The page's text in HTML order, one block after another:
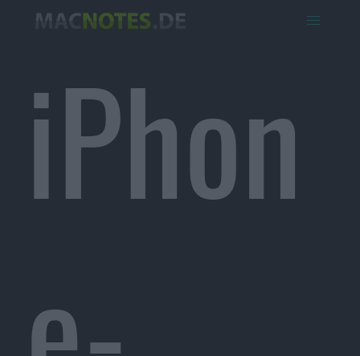
iPhon